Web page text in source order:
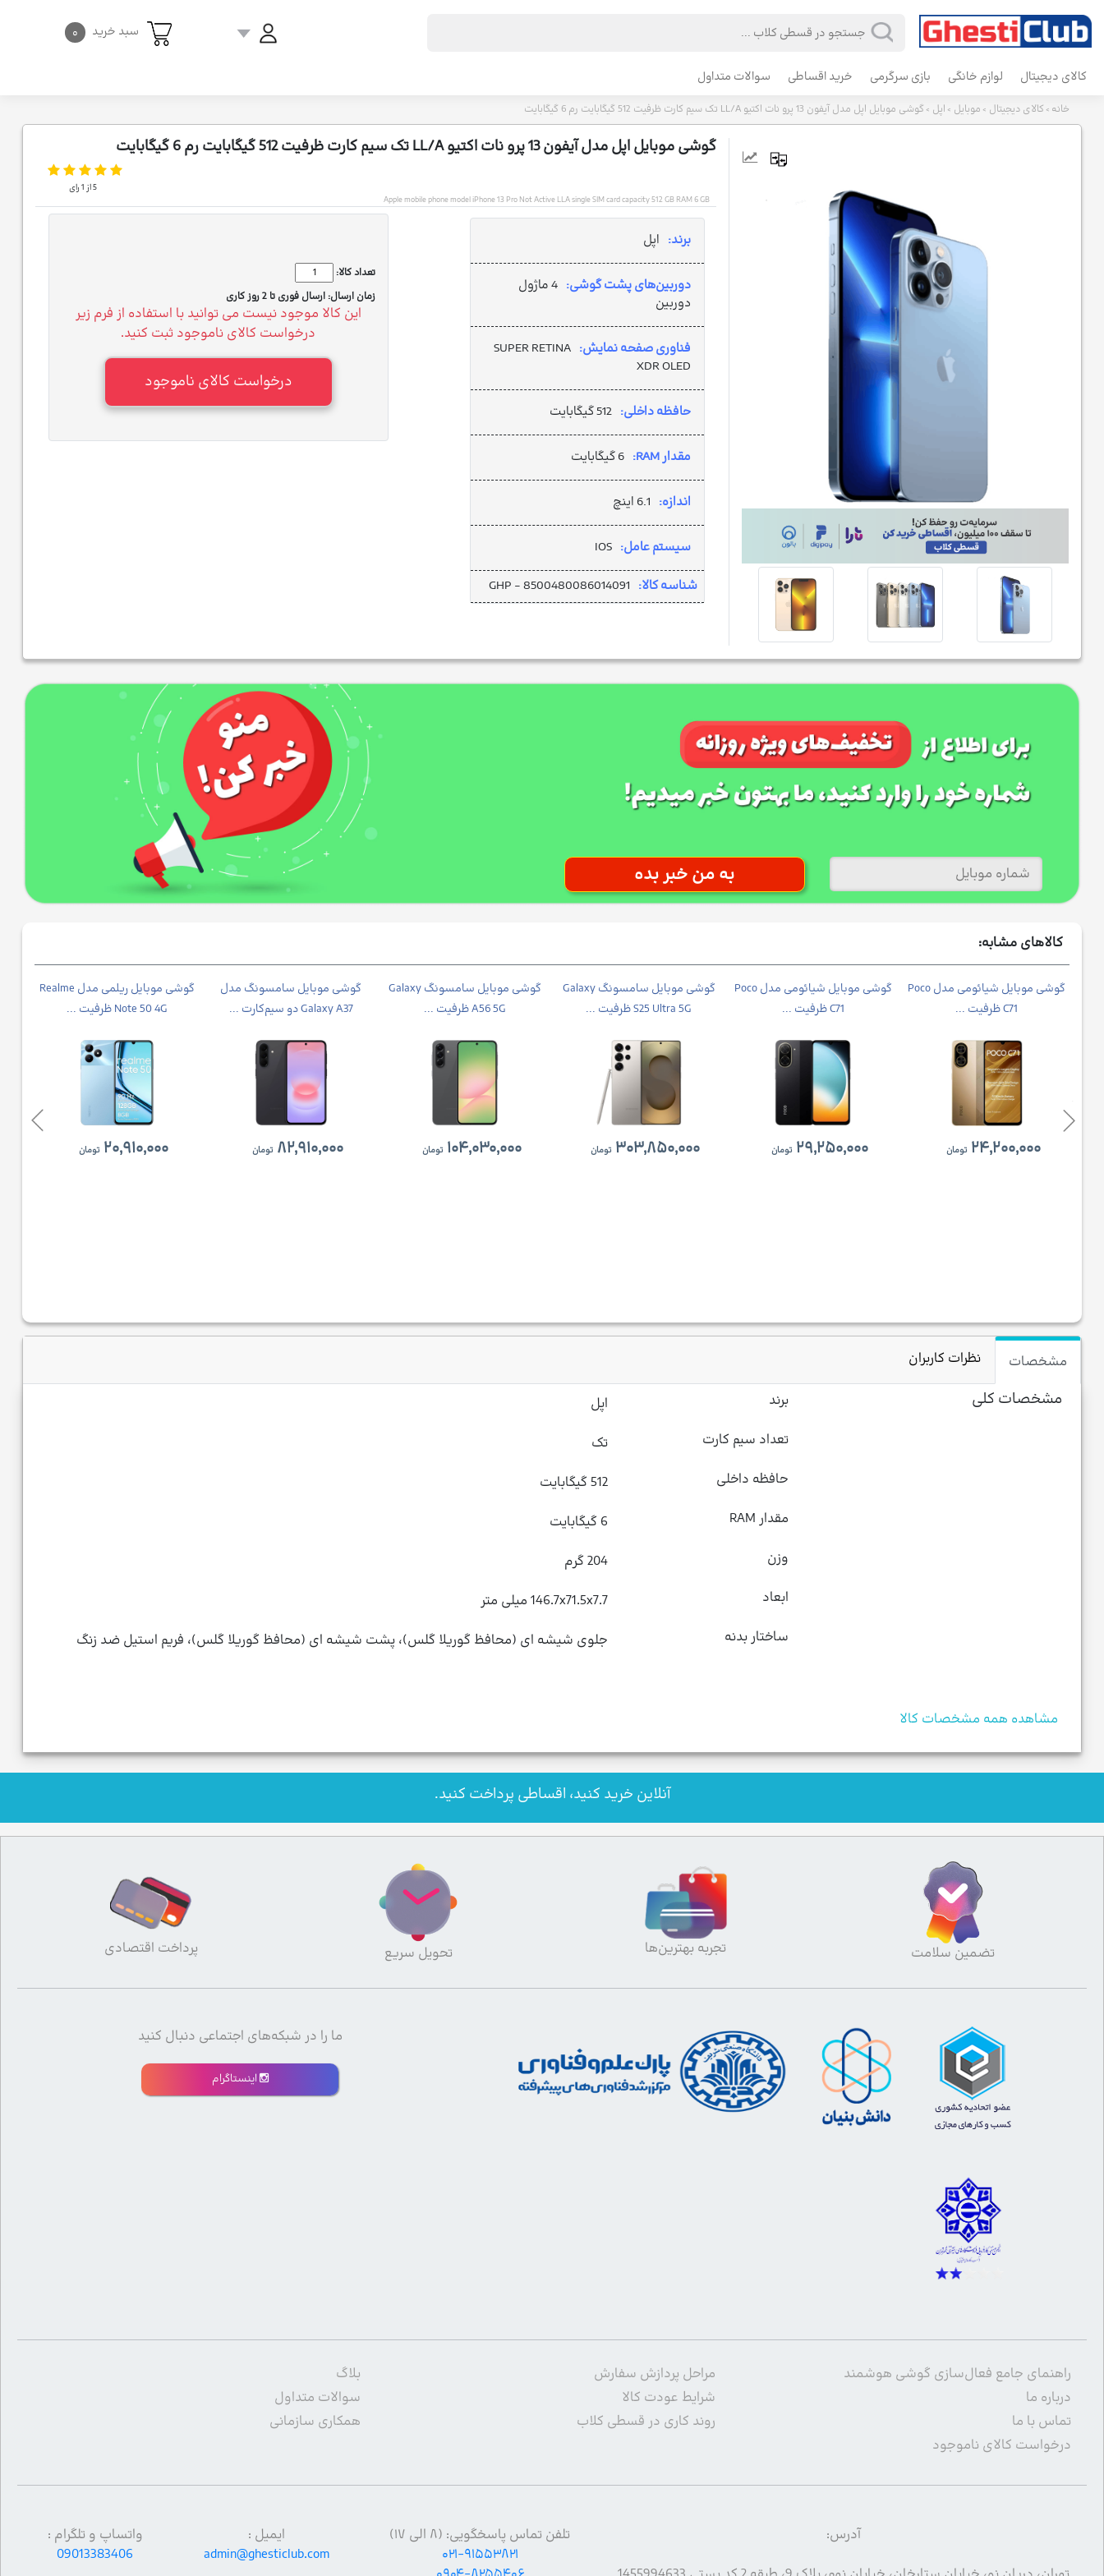
سبد خرید ۰
کالای دیجیتال لوازم خانگی بازی سرگرمی خرید اقساطی سوالات متداول
خانه > کالای دیجیتال > موبایل > اپل > گوشی موبایل اپل مدل آیفون 13 پرو نات اکتیو LL/A تک سیم کارت ظرفیت 512 گیگابایت رم 6 گیگابایت
گوشی موبایل اپل مدل آیفون 13 پرو نات اکتیو LL/A تک سیم کارت ظرفیت 512 گیگابایت رم 6 گیگابایت
5از 1رای
Apple mobile phone model iPhone 13 Pro Not Active LLA single SIM card capacity 512 GB RAM 6 GB
برند: اپل
دوربین‌های پشت گوشی:
4 ماژول
دوربین
فناوری صفحه نمایش: SUPER RETINA
XDR OLED
حافظه داخلی: 512 گیگابایت
مقدار RAM: 6 گیگابایت
اندازه: 6.1 اینچ
سیستم عامل: IOS
شناسه کالا: GHP - 8500480086014091
تعداد کالا:
زمان ارسال: ارسال فوری تا 2 روز کاری
این کالا موجود نیست می توانید با استفاده از فرم زیر
درخواست کالای ناموجود ثبت کنید.
کالاهای مشابه:
گوشی موبایل ریلمی مدل Realme
Note 50 4G ظرفیت ...
۲۰,۹۱۰,۰۰۰ تومان
گوشی موبایل سامسونگ مدل
Galaxy A37 دو سیم‌کارت ...
۸۲,۹۱۰,۰۰۰ تومان
گوشی موبايل سامسونگ Galaxy
A56 5G ظرفیت ...
۱۰۴,۰۳۰,۰۰۰ تومان
گوشی موبایل سامسونگ Galaxy
S25 Ultra 5G ظرفیت ...
۳۰۳,۸۵۰,۰۰۰ تومان
گوشی موبایل شیائومی مدل Poco
C71 ظرفیت ...
۲۹,۲۵۰,۰۰۰ تومان
گوشی موبایل شیائومی مدل Poco
C71 ظرفیت ...
۲۴,۲۰۰,۰۰۰ تومان
مشخصات نظرات کاربران
مشخصات کلی برند
اپل
تعداد سیم کارت
تک
حافظه داخلی
512 گیگابایت
مقدار RAM
6 گیگابایت
وزن
204 گرم
ابعاد
146.7x71.5x7.7 میلی متر
ساختار بدنه
مشاهده همه مشخصات کالا
آنلاین خرید کنید، اقساطی پرداخت کنید.
تضمین سلامت تجربه بهترین‌ها تحویل سریع پرداخت اقتصادی
ما را در شبکه‌های اجتماعی دنبال کنید
اینستاگرام
راهنمای جامع فعال‌سازی گوشی هوشمند مراحل پردازش سفارش
بلاگ
درباره ما
شرایط عودت کالا
سوالات متداول
تماس با ما
روند کاری در قسطی کلاب
همکاری سازمانی
درخواست کالای ناموجود
آدرس:
تلفن تماس پاسخگویی: (۸ الی ۱۷)
۰۲۱-۹۱۵۵۳۸۲۱
ایمیل :
admin@ghesticlub.com
واتساپ و تلگرام :
09013383406